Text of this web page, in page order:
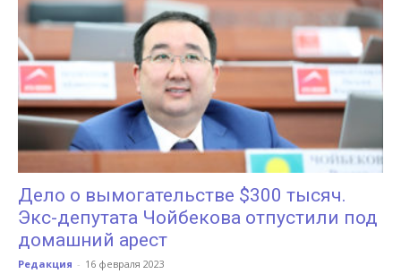
Дело о вымогательстве $300 тысяч.
Экс-депутата Чойбекова отпустили под
домашний арест
Редакция - 16 февраля 2023